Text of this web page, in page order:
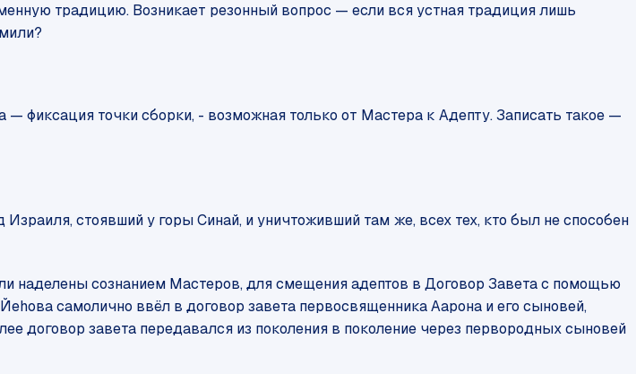
традицию. Возникает резонный вопрос — если вся устная традиция лишь
фиксация точки сборки, - возможная только от Мастера к Адепту. Записать такое —
стоявший у горы Синай, и уничтоживший там же, всех тех, кто был не способен
наделены сознанием Мастеров, для смещения адептов в Договор Завета с помощью
самолично ввёл в договор завета первосвященника Аарона и его сыновей,
договор завета передавался из поколения в поколение через первородных сыновей